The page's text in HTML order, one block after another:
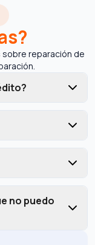
reparación de
no puedo